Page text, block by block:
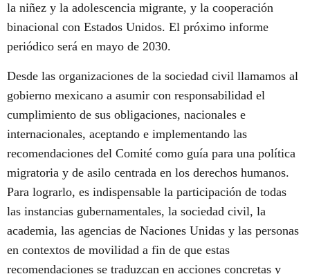
la niñez y la adolescencia migrante, y la cooperación
binacional con Estados Unidos. El próximo informe
periódico será en mayo de 2030.
Desde las organizaciones de la sociedad civil llamamos al
gobierno mexicano a asumir con responsabilidad el
cumplimiento de sus obligaciones, nacionales e
internacionales, aceptando e implementando las
recomendaciones del Comité como guía para una política
migratoria y de asilo centrada en los derechos humanos.
Para lograrlo, es indispensable la participación de todas
las instancias gubernamentales, la sociedad civil, la
academia, las agencias de Naciones Unidas y las personas
en contextos de movilidad a fin de que estas
recomendaciones se traduzcan en acciones concretas y